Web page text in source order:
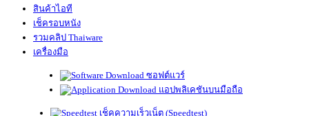
สินค้าไอที
เช็ครอบหนัง
รวมคลิป Thaiware
เครื่องมือ
ซอฟต์แวร์
แอปพลิเคชันบนมือถือ
เช็คความเร็วเน็ต (Speedtest)